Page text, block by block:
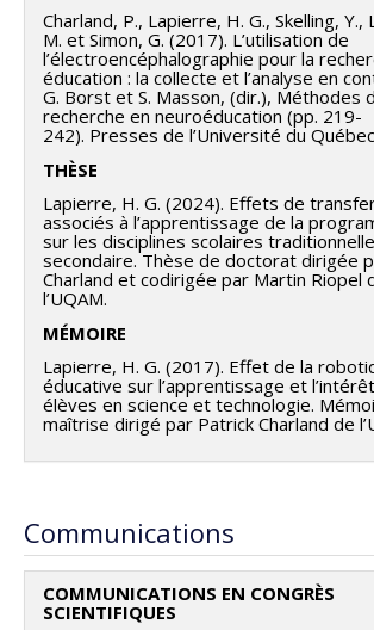
Charland, P., Lapierre, H. G., Skelling, Y.,
M. et Simon, G. (2017). L’utilisation de
l’électroencéphalographie pour la
éducation : la collecte et l’analyse en
G. Borst et S. Masson, (dir.), Méthodes
recherche en neuroéducation (pp. 219-
242). Presses de l’Université du
THÈSE
Lapierre, H. G. (2024). Effets de
associés à l’apprentissage de la
sur les disciplines scolaires
secondaire. Thèse de doctorat dirigée
Charland et codirigée par Martin Riopel
l’UQAM.
MÉMOIRE
Lapierre, H. G. (2017). Effet de la
éducative sur l’apprentissage et
élèves en science et technologie.
maîtrise dirigé par Patrick Charland de
Communications
COMMUNICATIONS EN CONGRÈS
SCIENTIFIQUES